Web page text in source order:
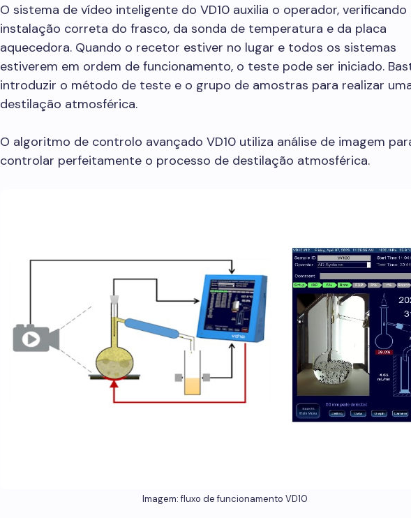
O sistema de vídeo inteligente do VD10 auxilia o operador, verificando
instalação correta do frasco, da sonda de temperatura e da placa
aquecedora. Quando o recetor estiver no lugar e todos os sistemas
estiverem em ordem de funcionamento, o teste pode ser iniciado.
introduzir o método de teste e o grupo de amostras para realizar
destilação atmosférica.
O algoritmo de controlo avançado VD10 utiliza análise de imagem
controlar perfeitamente o processo de destilação atmosférica.
Imagem: fluxo de funcionamento VD10